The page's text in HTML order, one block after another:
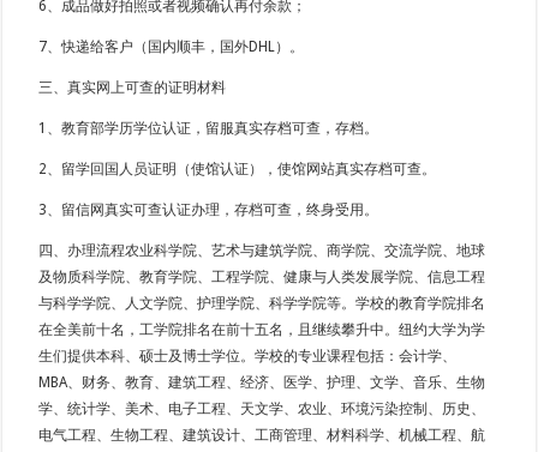
6、成品做好拍照或者视频确认再付余款；
7、快递给客户（国内顺丰，国外DHL）。
三、真实网上可查的证明材料
1、教育部学历学位认证，留服真实存档可查，存档。
2、留学回国人员证明（使馆认证），使馆网站真实存档可查。
3、留信网真实可查认证办理，存档可查，终身受用。
四、办理流程农业科学院、艺术与建筑学院、商学院、交流学院、地球
及物质科学院、教育学院、工程学院、健康与人类发展学院、信息工程
与科学学院、人文学院、护理学院、科学学院等。学校的教育学院排名
在全美前十名，工学院排名在前十五名，且继续攀升中。纽约大学为学
生们提供本科、硕士及博士学位。学校的专业课程包括：会计学、
MBA、财务、教育、建筑工程、经济、医学、护理、文学、音乐、生物
学、统计学、美术、电子工程、天文学、农业、环境污染控制、历史、
电气工程、生物工程、建筑设计、工商管理、材料科学、机械工程、航